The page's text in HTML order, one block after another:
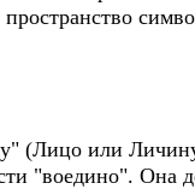
(Лицо или
"воедино". Она